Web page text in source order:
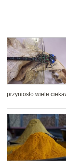
przyniosło wiele